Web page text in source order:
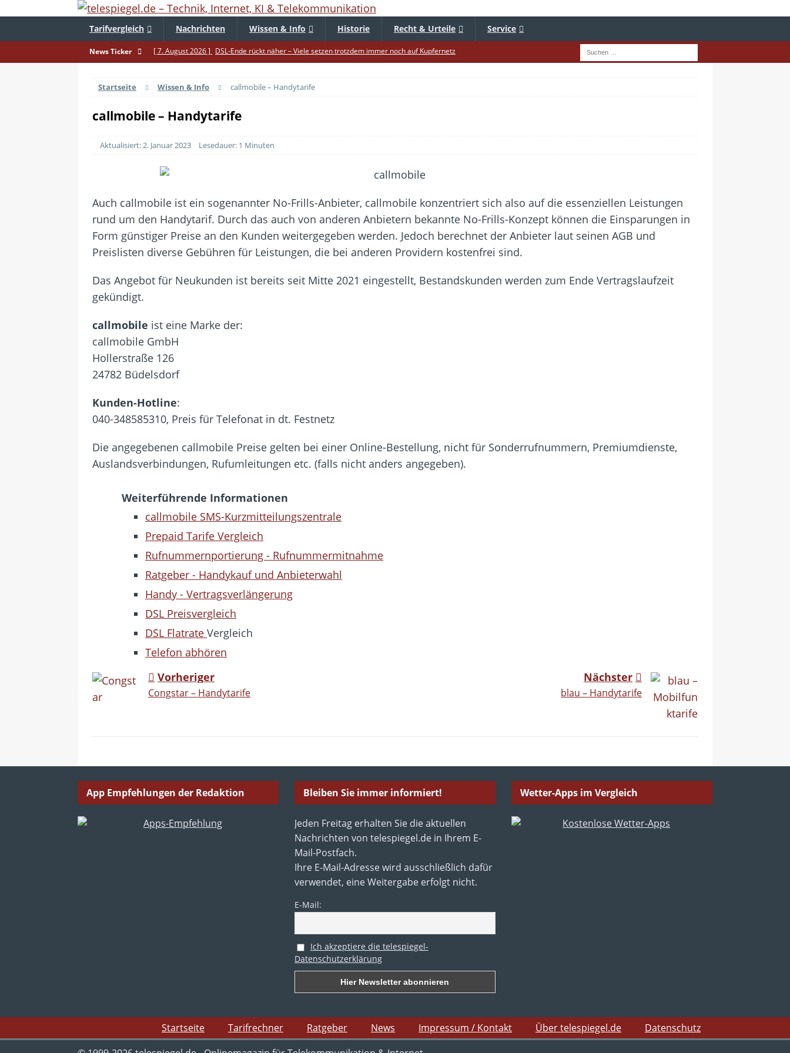
Tarifvergleich Nachrichten Wissen & Info Historie Recht & Urteile Service
News Ticker [ 7. August 2026 ] DSL-Ende rückt näher – Viele setzen trotzdem immer noch auf Kupfernetz
[ 4. August 2026 ]
Smartphone-Kauf – Zu diesem Zeitpunkt sparen Käufer am meisten
[ 3. August 2026 ]
1&1 bekommt auf die Mütze – Unklare Unlimited-Klauseln sind unzulässig
[ 29. Juli 2026 ] Achtung: Polizei warnt – Raffinierte, neue WhatsApp-Betrugsmasche
[ 28. Juli 2026 ]
Im Urlaub erreichbar? – Warum viele Beschäftigte nicht abschalten
WhatsApp macht die Handynummer unsichtbar – Die Benutzernamen kommen
[ 21. Juli 2026 ]
Wichtiges BGH-Urteil – Verbraucherrechte bei Online-Kündigung gestärkt
Startseite Wissen & Info callmobile – Handytarife
callmobile – Handytarife
Aktualisiert: 2. Januar 2023 Lesedauer: 1 Minuten
Auch callmobile ist ein sogenannter No-Frills-Anbieter, callmobile konzentriert sich also auf die essenziellen Leistungen
rund um den Handytarif. Durch das auch von anderen Anbietern bekannte No-Frills-Konzept können die Einsparungen in
Form günstiger Preise an den Kunden weitergegeben werden. Jedoch berechnet der Anbieter laut seinen AGB und
Preislisten diverse Gebühren für Leistungen, die bei anderen Providern kostenfrei sind.
Das Angebot für Neukunden ist bereits seit Mitte 2021 eingestellt, Bestandskunden werden zum Ende Vertragslaufzeit
gekündigt.
callmobile ist eine Marke der:
callmobile GmbH
Hollerstraße 126
24782 Büdelsdorf
Kunden-Hotline:
040-348585310, Preis für Telefonat in dt. Festnetz
Die angegebenen callmobile Preise gelten bei einer Online-Bestellung, nicht für Sonderrufnummern, Premiumdienste,
Auslandsverbindungen, Rufumleitungen etc. (falls nicht anders angegeben).
Weiterführende Informationen
callmobile SMS-Kurzmitteilungszentrale
Prepaid Tarife Vergleich
Rufnummernportierung - Rufnummermitnahme
Ratgeber - Handykauf und Anbieterwahl
Handy - Vertragsverlängerung
DSL Preisvergleich
DSL Flatrate Vergleich
Telefon abhören
Vorheriger
Congstar – Handytarife
Nächster
blau – Handytarife
App Empfehlungen der Redaktion Bleiben Sie immer informiert!
Jeden Freitag erhalten Sie die aktuellen
Nachrichten von telespiegel.de in Ihrem E-
Mail-Postfach.
Ihre E-Mail-Adresse wird ausschließlich dafür
verwendet, eine Weitergabe erfolgt nicht.
E-Mail:
Ich akzeptiere die telespiegel-
Datenschutzerklärung
Wetter-Apps im Vergleich
Startseite Tarifrechner Ratgeber News Impressum / Kontakt Über telespiegel.de
Datenschutz